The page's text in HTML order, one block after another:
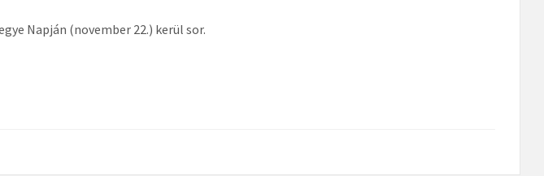
Napján (november 22.) kerül sor.